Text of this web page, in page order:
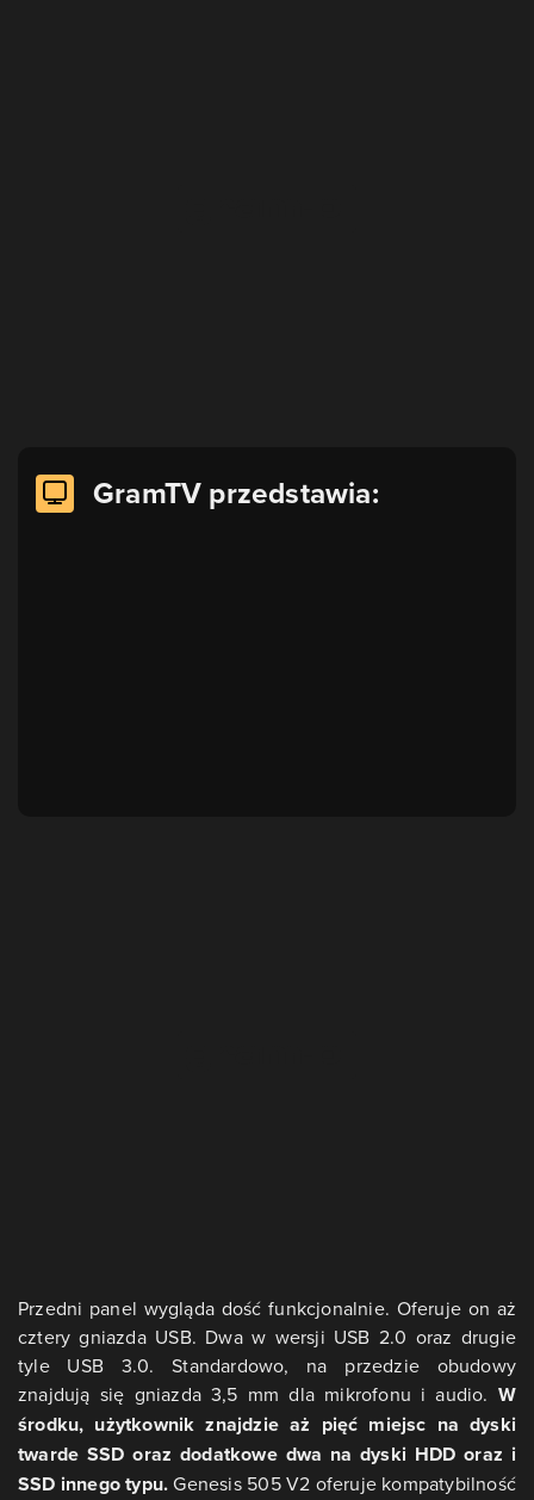
GramTV przedstawia:
Przedni panel wygląda dość funkcjonalnie. Oferuje on aż
cztery gniazda USB. Dwa w wersji USB 2.0 oraz drugie
tyle USB 3.0. Standardowo, na przedzie obudowy
znajdują się gniazda 3,5 mm dla mikrofonu i audio. W
środku, użytkownik znajdzie aż pięć miejsc na dyski
twarde SSD oraz dodatkowe dwa na dyski HDD oraz i
SSD innego typu.Genesis 505 V2 oferuje kompatybilność